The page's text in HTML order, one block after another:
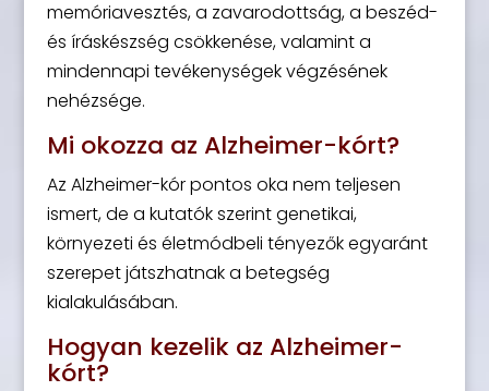
memóriavesztés, a zavarodottság, a beszéd-
és íráskészség csökkenése, valamint a
mindennapi tevékenységek végzésének
nehézsége.
Mi okozza az Alzheimer-kórt?
Az Alzheimer-kór pontos oka nem teljesen
ismert, de a kutatók szerint genetikai,
környezeti és életmódbeli tényezők egyaránt
szerepet játszhatnak a betegség
kialakulásában.
Hogyan kezelik az Alzheimer-
kórt?